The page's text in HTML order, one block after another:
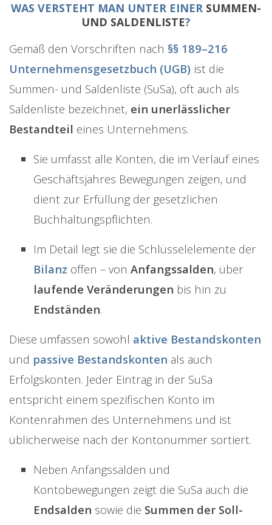
WAS VERSTEHT MAN UNTER EINER SUMMEN-
UND SALDENLISTE?
Gemäß den Vorschriften nach §§ 189–216
Unternehmensgesetzbuch (UGB) ist die
Summen- und Saldenliste (SuSa), oft auch als
Saldenliste bezeichnet, ein unerlässlicher
Bestandteil eines Unternehmens.
Sie umfasst alle Konten, die im Verlauf eines
Geschäftsjahres Bewegungen zeigen, und
dient zur Erfüllung der gesetzlichen
Buchhaltungspflichten.
Im Detail legt sie die Schlüsselelemente der
Bilanz offen – von Anfangssalden, über
laufende Veränderungen bis hin zu
Endständen.
Diese umfassen sowohl aktive Bestandskonten
und passive Bestandskonten als auch
Erfolgskonten. Jeder Eintrag in der SuSa
entspricht einem spezifischen Konto im
Kontenrahmen des Unternehmens und ist
üblicherweise nach der Kontonummer sortiert.
Neben Anfangssalden und
Kontobewegungen zeigt die SuSa auch die
Endsalden sowie die Summen der Soll-